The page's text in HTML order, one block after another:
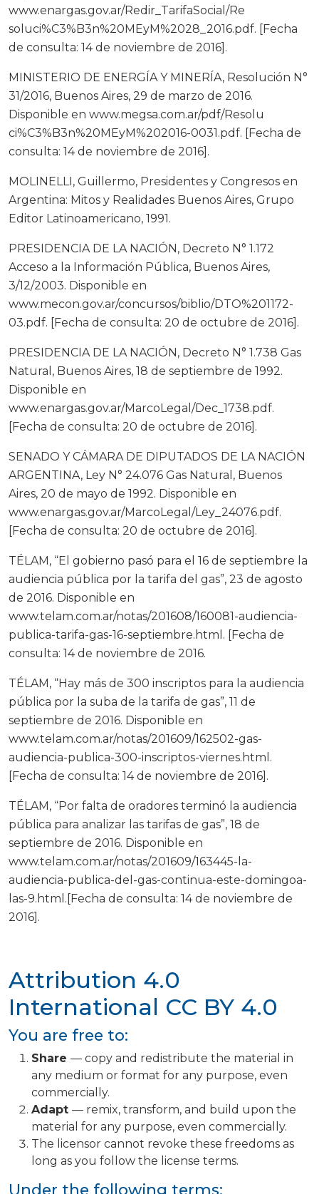
Attribution 4.0
International CC BY 4.0
You are free to:
Share — copy and redistribute the material in
any medium or format for any purpose, even
commercially.
Adapt — remix, transform, and build upon the
material for any purpose, even commercially.
The licensor cannot revoke these freedoms as
long as you follow the license terms.
Under the following terms:
www.enargas.gov.ar/Redir_TarifaSocial/Re
soluci%C3%B3n%20MEyM%2028_2016.pdf. [Fecha
de consulta: 14 de noviembre de 2016].
MINISTERIO DE ENERGÍA Y MINERÍA, Resolución N°
31/2016, Buenos Aires, 29 de marzo de 2016.
Disponible en www.megsa.com.ar/pdf/Resolu
ci%C3%B3n%20MEyM%202016-0031.pdf. [Fecha de
consulta: 14 de noviembre de 2016].
MOLINELLI, Guillermo, Presidentes y Congresos en
Argentina: Mitos y Realidades Buenos Aires, Grupo
Editor Latinoamericano, 1991.
PRESIDENCIA DE LA NACIÓN, Decreto N° 1.172
Acceso a la Información Pública, Buenos Aires,
3/12/2003. Disponible en
www.mecon.gov.ar/concursos/biblio/DTO%201172-
03.pdf. [Fecha de consulta: 20 de octubre de 2016].
PRESIDENCIA DE LA NACIÓN, Decreto N° 1.738 Gas
Natural, Buenos Aires, 18 de septiembre de 1992.
Disponible en
www.enargas.gov.ar/MarcoLegal/Dec_1738.pdf.
[Fecha de consulta: 20 de octubre de 2016].
SENADO Y CÁMARA DE DIPUTADOS DE LA NACIÓN
ARGENTINA, Ley N° 24.076 Gas Natural, Buenos
Aires, 20 de mayo de 1992. Disponible en
www.enargas.gov.ar/MarcoLegal/Ley_24076.pdf.
[Fecha de consulta: 20 de octubre de 2016].
TÉLAM, “El gobierno pasó para el 16 de septiembre la
audiencia pública por la tarifa del gas”, 23 de agosto
de 2016. Disponible en
www.telam.com.ar/notas/201608/160081-audiencia-
publica-tarifa-gas-16-septiembre.html. [Fecha de
consulta: 14 de noviembre de 2016.
TÉLAM, “Hay más de 300 inscriptos para la audiencia
pública por la suba de la tarifa de gas”, 11 de
septiembre de 2016. Disponible en
www.telam.com.ar/notas/201609/162502-gas-
audiencia-publica-300-inscriptos-viernes.html.
[Fecha de consulta: 14 de noviembre de 2016].
TÉLAM, “Por falta de oradores terminó la audiencia
pública para analizar las tarifas de gas”, 18 de
septiembre de 2016. Disponible en
www.telam.com.ar/notas/201609/163445-la-
audiencia-publica-del-gas-continua-este-domingoa-
las-9.html.[Fecha de consulta: 14 de noviembre de
2016].